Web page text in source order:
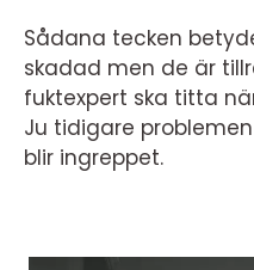
Sådana tecken
skadad men de är
fuktexpert ska titta
Ju tidigare
blir ingreppet.